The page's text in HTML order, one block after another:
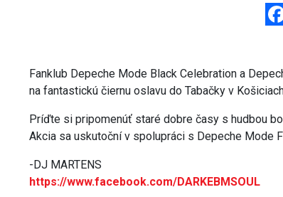
Fanklub Depeche Mode Black Celebration a
na fantastickú čiernu oslavu do Tabačky v
Príďte si pripomenúť staré dobre časy s hudbou
Akcia sa uskutoční v spolupráci s Depeche Mode
-DJ MARTENS
https://www.facebook.com/DARKEBMSOUL